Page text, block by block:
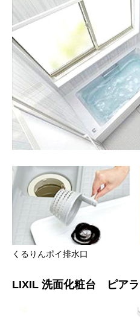
くるりんポイ排水口
LIXIL 洗面化粧台 ピアラ